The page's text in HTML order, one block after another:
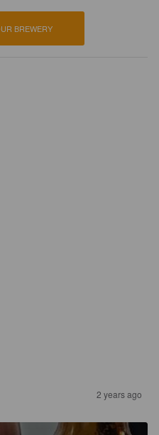
BREWERY
2 years ago